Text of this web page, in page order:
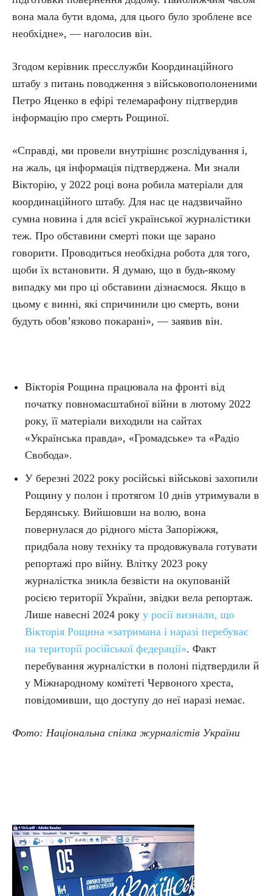
вона мала бути вдома, для цього було зроблене все
необхідне», — наголосив він.
Згодом керівник пресслужби Координаційного
штабу з питань поводження з військовополоненими
Петро Яценко в ефірі телемарафону підтвердив
інформацію про смерть Рощиної.
«Справді, ми провели внутрішнє розслідування і,
на жаль, ця інформація підтверджена. Ми знали
Вікторію, у 2022 році вона робила матеріали для
координаційного штабу. Для нас це надзвичайно
сумна новина і для всієї української журналістики
теж. Про обставини смерті поки ще зарано
говорити. Проводиться необхідна робота для того,
щоби їх встановити. Я думаю, що в будь-якому
випадку ми про ці обставини дізнаємося. Якщо в
цьому є винні, які спричинили цю смерть, вони
будуть обов’язково покарані», — заявив він.
Вікторія Рощина працювала на фронті від
початку повномасштабної війни в лютому 2022
року, її матеріали виходили на сайтах
«Українська правда», «Громадське» та «Радіо
Свобода».
У березні 2022 року російські військові захопили
Рощину у полон і протягом 10 днів утримували в
Бердянську. Вийшовши на волю, вона
повернулася до рідного міста Запоріжжя,
придбала нову техніку та продовжувала готувати
репортажі про війну. Влітку 2023 року
журналістка зникла безвісти на окупованій
росією території України, звідки вела репортаж.
Лише навесні 2024 року у росії визнали, що
Вікторія Рощина «затримана і наразі перебуває
на території російської федерації». Факт
перебування журналістки в полоні підтвердили й
у Міжнародному комітеті Червоного хреста,
повідомивши, що доступу до неї наразі немає.
Фото: Національна спілка журналістів України